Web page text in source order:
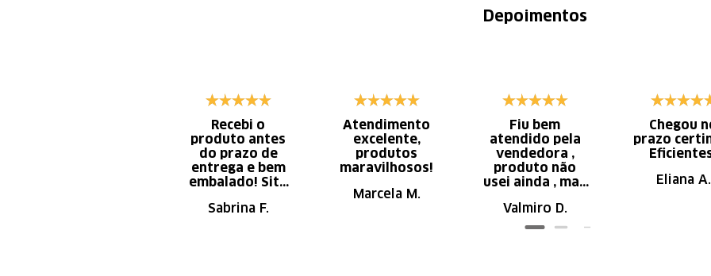
Depoimentos
Recebi o
produto antes
do prazo de
entrega e bem
embalado! Site
navegação.
Sabrina F.
Atendimento
excelente,
produtos
maravilhosos!
Marcela M.
Fiu bem
atendido pela
vendedora ,
produto não
usei ainda , mas
ótima qualidade
Valmiro D.
Chegou
prazo
Eliana A.